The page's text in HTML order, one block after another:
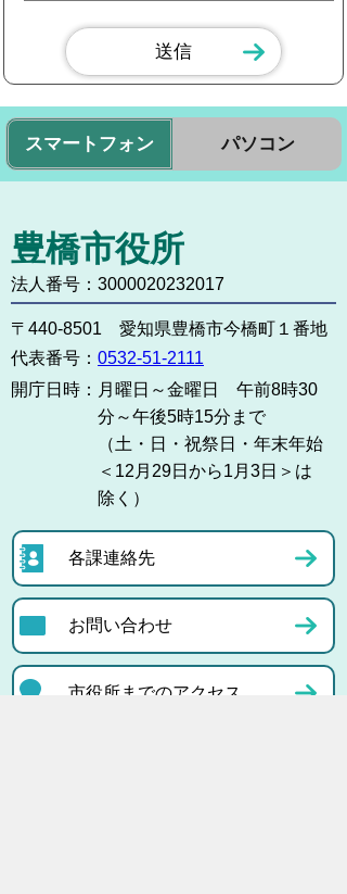
スマートフォン パソコン
豊橋市役所
法人番号：3000020232017
〒440-8501 愛知県豊橋市今橋町１番地
代表番号： 0532-51-2111
開庁日時： 月曜日～金曜日 午前8時30
分～午後5時15分まで
（土・日・祝祭日・年末年始
＜12月29日から1月3日＞は
除く）
各課連絡先
お問い合わせ
市役所までのアクセス